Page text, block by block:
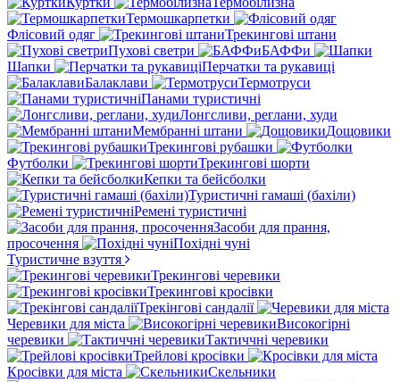
Термошкарпетки
Флісовий одяг
Трекингові штани
Пухові светри
БАФФи
Шапки
Перчатки та рукавиці
Балаклави
Термотруси
Панами туристичні
Лонгсливи, реглани, худи
Мембранні штани
Дощовики
Трекингові рубашки
Футболки
Трекингові шорти
Кепки та бейсболки
Туристичні гамаші (бахіли)
Ремені туристичні
Засоби для прання,
просочення
Похідні чуні
Туристичне взуття
Трекингові черевики
Трекингові кросівки
Трекінгові сандалії
Черевики для міста
Високогірні
черевики
Тактиччні черевики
Трейлові кросівки
Кросівки для міста
Скельники